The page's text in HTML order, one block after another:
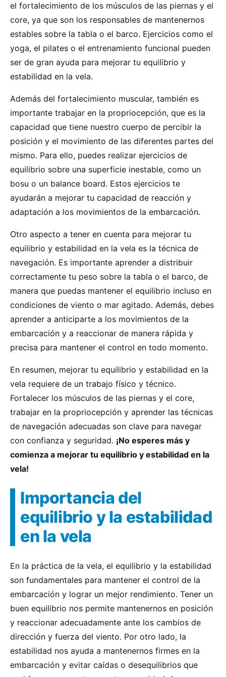
el fortalecimiento de los músculos de las piernas y el
core, ya que son los responsables de mantenernos
estables sobre la tabla o el barco. Ejercicios como el
yoga, el pilates o el entrenamiento funcional pueden
ser de gran ayuda para mejorar tu equilibrio y
estabilidad en la vela.
Además del fortalecimiento muscular, también es
importante trabajar en la propriocepción, que es la
capacidad que tiene nuestro cuerpo de percibir la
posición y el movimiento de las diferentes partes del
mismo. Para ello, puedes realizar ejercicios de
equilibrio sobre una superficie inestable, como un
bosu o un balance board. Estos ejercicios te
ayudarán a mejorar tu capacidad de reacción y
adaptación a los movimientos de la embarcación.
Otro aspecto a tener en cuenta para mejorar tu
equilibrio y estabilidad en la vela es la técnica de
navegación. Es importante aprender a distribuir
correctamente tu peso sobre la tabla o el barco, de
manera que puedas mantener el equilibrio incluso en
condiciones de viento o mar agitado. Además, debes
aprender a anticiparte a los movimientos de la
embarcación y a reaccionar de manera rápida y
precisa para mantener el control en todo momento.
En resumen, mejorar tu equilibrio y estabilidad en la
vela requiere de un trabajo físico y técnico.
Fortalecer los músculos de las piernas y el core,
trabajar en la propriocepción y aprender las técnicas
de navegación adecuadas son clave para navegar
con confianza y seguridad. ¡No esperes más y
comienza a mejorar tu equilibrio y estabilidad en la
vela!
Importancia del
equilibrio y la estabilidad
en la vela
En la práctica de la vela, el equilibrio y la estabilidad
son fundamentales para mantener el control de la
embarcación y lograr un mejor rendimiento. Tener un
buen equilibrio nos permite mantenernos en posición
y reaccionar adecuadamente ante los cambios de
dirección y fuerza del viento. Por otro lado, la
estabilidad nos ayuda a mantenernos firmes en la
embarcación y evitar caídas o desequilibrios que